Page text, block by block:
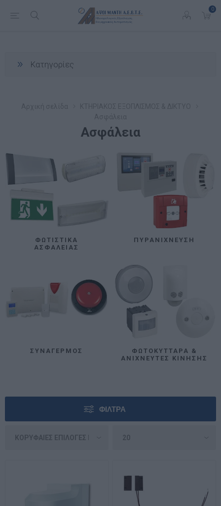
0
Κατηγορίες
Ασφάλεια
ΦΩΤΙΣΤΙΚΆ
ΑΣΦΑΛΕΊΑΣ
ΠΥΡΑΝΊΧΝΕΥΣΗ
ΣΥΝΑΓΕΡΜΌΣ
ΦΩΤΟΚΎΤΤΑΡΑ &
ΑΝΙΧΝΕΥΤΈΣ ΚΊΝΗΣΗΣ
ΦΊΛΤΡΑ